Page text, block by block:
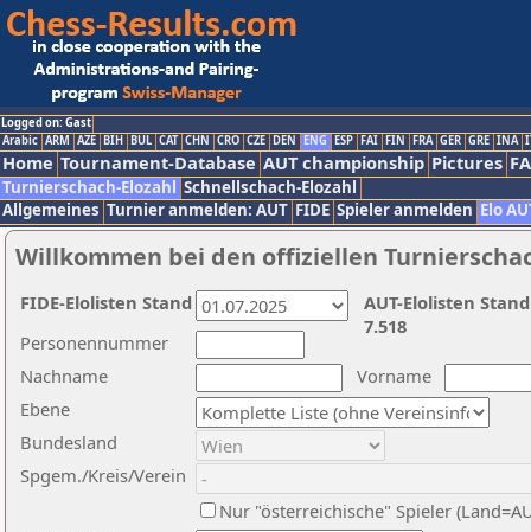
Logged on: Gast
Arabic ARM AZE BIH BUL CAT CHN CRO CZE DEN ENG ESP FAI FIN FRA GER GRE INA
Home Tournament-Database AUT championship Pictures
Turnierschach-Elozahl Schnellschach-Elozahl
Allgemeines Turnier anmelden: AUT FIDE Spieler anmelden Elo
Willkommen bei den offiziellen
Nachname
Vorname
Ebene
Personennummer
Bundesland
Spgem./Kreis/Verein
Nur "österreichische" Spieler
AUT-Elolisten
7.518
FIDE-Elolisten Stand